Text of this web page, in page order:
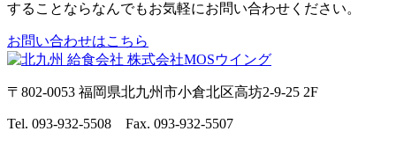
することならなんでもお気軽にお問い合わせください。
お問い合わせはこちら
〒802-0053 福岡県北九州市小倉北区高坊2-9-25 2F
Tel. 093-932-5508 Fax. 093-932-5507